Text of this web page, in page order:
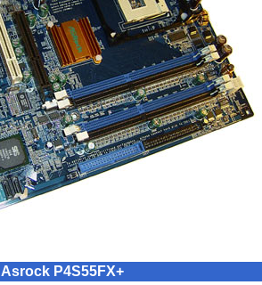
Asrock P4S55FX+